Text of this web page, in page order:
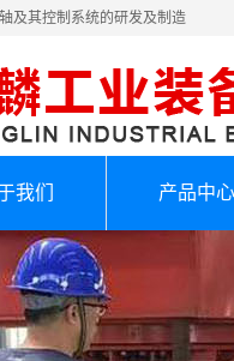
及其控制系统的研发及制造
我们 产品中心